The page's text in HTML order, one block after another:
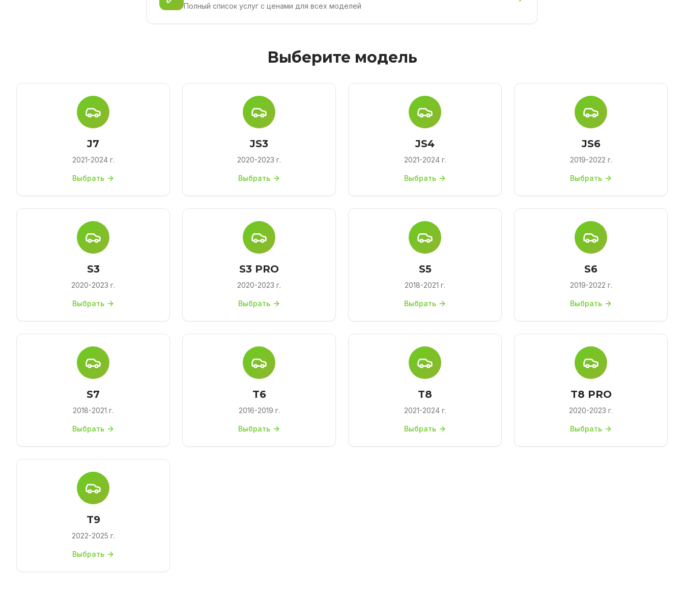
Полный список услуг с ценами для всех моделей
Выберите модель
J7
2021-2024 г.
Выбрать
JS3
2020-2023 г.
Выбрать
JS4
2021-2024 г.
Выбрать
JS6
2019-2022 г.
Выбрать
S3
2020-2023 г.
Выбрать
S3 PRO
2020-2023 г.
Выбрать
S5
2018-2021 г.
Выбрать
S6
2019-2022 г.
Выбрать
S7
2018-2021 г.
Выбрать
T6
2016-2019 г.
Выбрать
T8
2021-2024 г.
Выбрать
T8 PRO
2020-2023 г.
Выбрать
T9
2022-2025 г.
Выбрать